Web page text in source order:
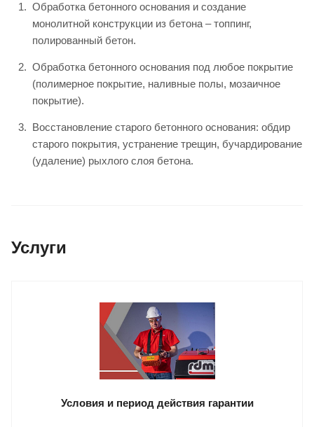
Обработка бетонного основания и создание
монолитной конструкции из бетона – топпинг,
полированный бетон.
Обработка бетонного основания под любое покрытие
(полимерное покрытие, наливные полы, мозаичное
покрытие).
Восстановление старого бетонного основания: обдир
старого покрытия, устранение трещин, бучардирование
(удаление) рыхлого слоя бетона.
Услуги
Условия и период действия гарантии